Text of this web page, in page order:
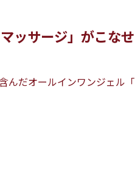
ッサージ」がこな
んだオールインワンジェル「